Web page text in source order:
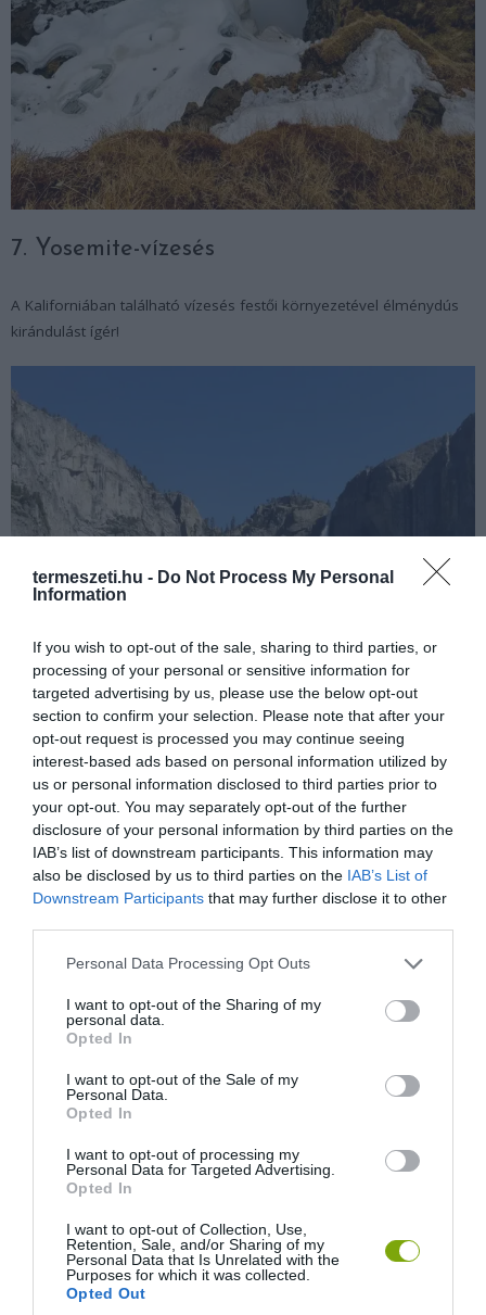
termeszeti.hu - Do Not Process My Personal
Information
If you wish to opt-out of the sale, sharing to third parties, or
processing of your personal or sensitive information for
targeted advertising by us, please use the below opt-out
section to confirm your selection. Please note that after your
opt-out request is processed you may continue seeing
interest-based ads based on personal information utilized by
us or personal information disclosed to third parties prior to
your opt-out. You may separately opt-out of the further
disclosure of your personal information by third parties on the
IAB’s list of downstream participants. This information may
also be disclosed by us to third parties on the IAB’s List of
Downstream Participants that may further disclose it to other
Please note that this website/app uses one or more Google
not limited to your visit or usage behaviour. You may click to
grant or deny consent to Google and its third-party tags to
use your data for below specified purposes in below Google
consent section.
Personal Data Processing Opt Outs
I want to opt-out of the Sharing of my
personal data.
Opted In
I want to opt-out of the Sale of my
Personal Data.
Opted In
I want to opt-out of processing my
Personal Data for Targeted Advertising.
Opted In
I want to opt-out of Collection, Use,
Retention, Sale, and/or Sharing of my
Personal Data that Is Unrelated with the
Purposes for which it was collected.
Opted Out
7. Yosemite-vízesés
A Kaliforniában található vízesés festői környezetével élménydús
kirándulást ígér!
8. Seljalandsfoss-vízesés
Ez az izlandi vízesés arról híres, hogy a turisták mögé sétálhatnak,
egészen lenyűgöző látvány tárul eléjük a különös szögből.